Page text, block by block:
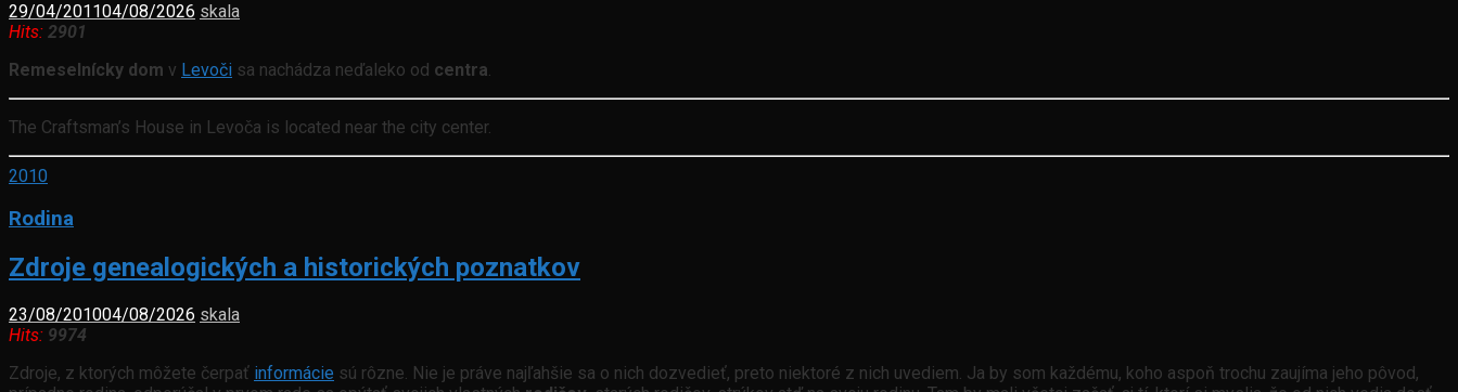
29/04/201104/08/2026 skala
Hits: 2901
Remeselnícky dom v Levoči sa nachádza neďaleko od centra.
The Craftsman’s House in Levoča is located near the city center.
2010
Rodina
Zdroje genealogických a historických poznatkov
23/08/201004/08/2026 skala
Hits: 9974
Zdroje, z ktorých môžete čerpať informácie sú rôzne. Nie je práve najľahšie sa o nich dozvedieť, preto niektoré z nich uvediem. Ja by som každému, koho aspoň trochu zaujíma jeho pôvod,